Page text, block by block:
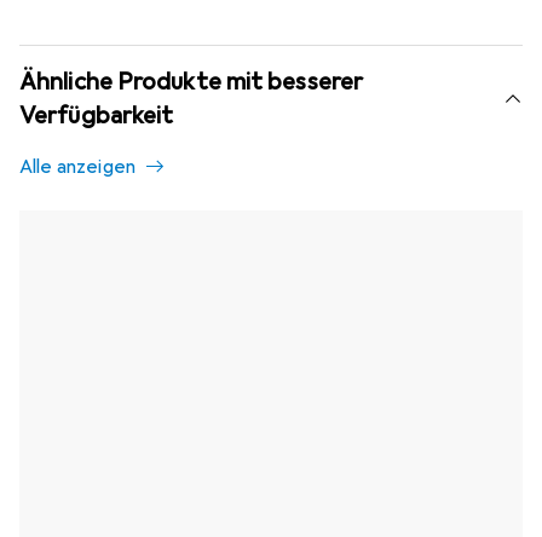
Ähnliche Produkte mit besserer
Verfügbarkeit
Alle anzeigen